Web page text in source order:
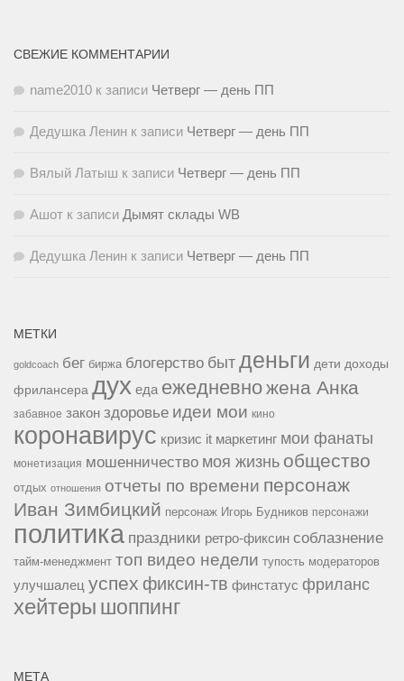
СВЕЖИЕ КОММЕНТАРИИ
name2010 к записи Четверг — день ПП
Дедушка Ленин к записи Четверг — день ПП
Вялый Латыш к записи Четверг — день ПП
Ашот к записи Дымят склады WB
Дедушка Ленин к записи Четверг — день ПП
МЕТКИ
goldcoach бег биржа блогерство быт деньги дети доходы
фрилансера дух еда ежедневножена Анка
забавное закон здоровье идеи мои кино
коронавирус кризис it маркетинг мои фанаты
монетизация мошенничество моя жизнь общество
отдых отношения отчеты по времени персонаж
Иван Зимбицкий персонаж Игорь Будников персонажи
политика праздники ретро-фиксин соблазнение
тайм-менеджмент топ видео недели тупость модераторов
улучшалец успех фиксин-тв финстатус фриланс
хейтеры шоппинг
МЕТА